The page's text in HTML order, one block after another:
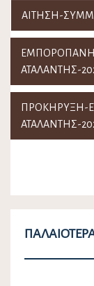
ΑΙΤΗΣΗ-
ΑΤΑΛΆΝΤΗΣ-
ΠΡΟΚΗΡΥΞΗ-
ΑΤΑΛΆΝΤΗΣ-